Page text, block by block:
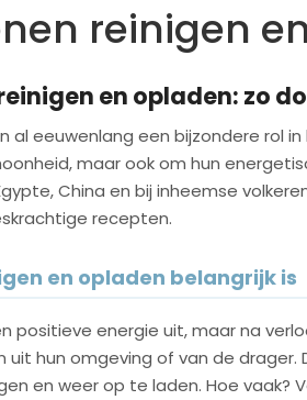
reinigen
en opladen: zo
al eeuwenlang een bijzondere rol
maar ook om hun
China en bij inheemse
recepten.
en opladen belangrijk is
positieve energie uit, maar na
uit hun omgeving of van de drager.
en weer op te laden. Hoe vaak?